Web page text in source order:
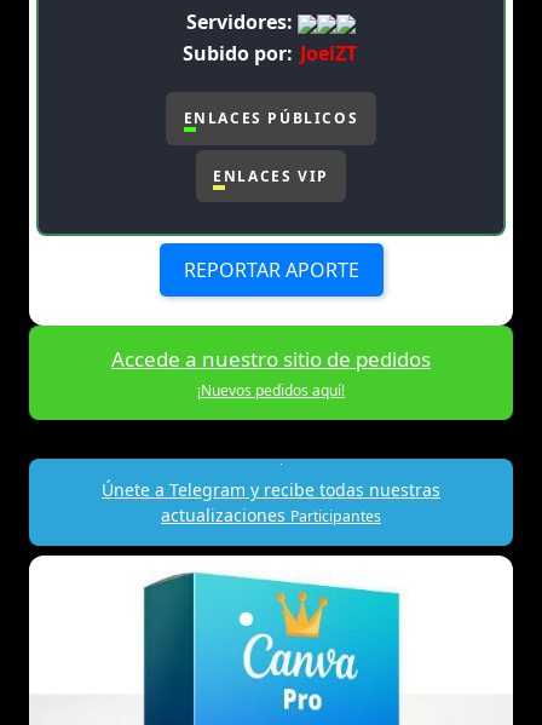
Servidores:
Subido por: JoelZT
ENLACES PÚBLICOS
ENLACES VIP
REPORTAR APORTE
Accede a nuestro sitio de pedidos
¡Nuevos pedidos aquí!
Únete a Telegram y recibe todas nuestras
actualizaciones Participantes